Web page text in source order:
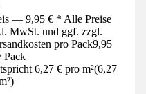
— 9,95 € * Alle Preise
MwSt. und ggf. zzgl.
pro Pack9,95
Pack
6,27 € pro m²(6,27
)